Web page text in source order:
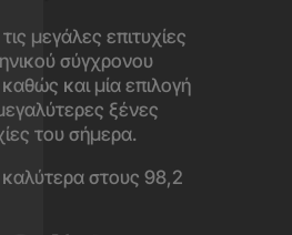
μεγάλες επιτυχίες
σύγχρονου
και μία επιλογή
ξένες
του σήμερα.
στους 98,2